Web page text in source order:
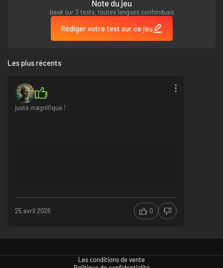
ou équipez vos tanks lourds de charges d'autodestruction. Remportez la
guerre selon vos propres termes.
Note du jeu
basé sur 3 tests, toutes langues confondues
Rédiger votre test sur ce jeu
Les plus récents
juste magnifique !
25 avril 2026 0
Les conditions de vente